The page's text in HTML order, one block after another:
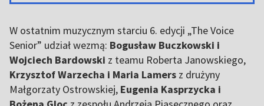
W ostatnim muzycznym starciu 6. edycji „The Voice
Senior” udział wezmą: Bogusław Buczkowski i
Wojciech Bardowski z teamu Roberta Janowskiego,
Krzysztof Warzecha i Maria Lamers z drużyny
Małgorzaty Ostrowskiej, Eugenia Kasprzycka i